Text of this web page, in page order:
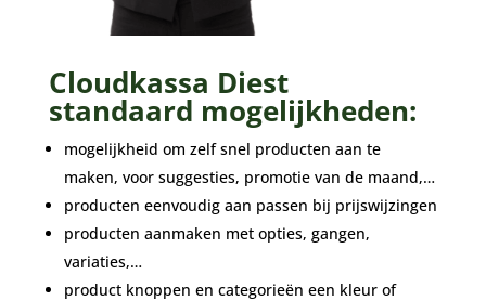
Cloudkassa Diest
standaard mogelijkheden:
mogelijkheid om zelf snel producten aan te
maken, voor suggesties, promotie van de maand,…
producten eenvoudig aan passen bij prijswijzingen
producten aanmaken met opties, gangen,
variaties,…
product knoppen en categorieën een kleur of